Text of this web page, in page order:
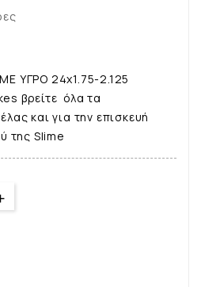
ΥΓΡΟ 24x1.75-2.125
βρείτε όλα τα
και για την επισκευή
της Slime